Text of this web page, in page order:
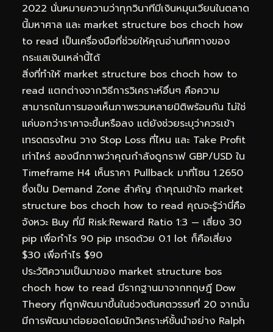
2022 นั่นหมายความว่าทุกวินาทีมีเงินหมุนเวียนในตลาด
นี้มหาศาล และ market structure bos choch how
to read เป็นเครื่องมือที่ช่วยให้คุณอ่านทิศทางของ
กระแสเงินเหล่านี้ได้
สิ่งที่ทำให้ market structure bos choch how to
read แตกต่างจากวิธีการวิเคราะห์อื่นๆ คือความ
สามารถในการมองเห็นภาพรวมหลายมิติพร้อมกัน ไม่ใช่
แค่บอกว่าราคาจะขึ้นหรือลง แต่ยังช่วยระบุว่าควรเข้า
เทรดตรงไหน วาง Stop Loss ที่ไหน และ Take Profit
เท่าไหร่ ลองนึกภาพว่าคุณกำลังดูกราฟ GBP/USD ใน
Timeframe H4 เห็นราคา Pullback มาที่โซน 1.2650
ซึ่งเป็น Demand Zone สำคัญ ถ้าคุณเข้าใจ market
structure bos choch how to read คุณจะรู้ว่านี่คือ
จังหวะ Buy ที่มี Risk:Reward Ratio 1:3 — เสี่ยง 30
pip เพื่อกำไร 90 pip เทรดด้วย 0.1 lot ก็คือเสี่ยง
$30 เพื่อกำไร $90
ประวัติความเป็นมาของ market structure bos
choch how to read มีรากฐานมาจากทฤษฎี Dow
Theory ที่ถูกพัฒนาขึ้นในช่วงต้นศตวรรษที่ 20 จากนั้น
มีการพัฒนาต่อยอดโดยนักวิเคราะห์ชั้นนำอย่าง Ralph